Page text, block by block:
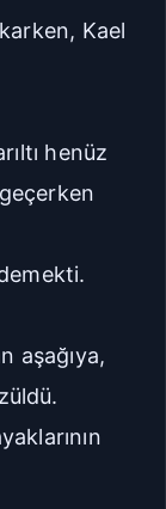
Kapat
Kael
henüz
aşağıya,